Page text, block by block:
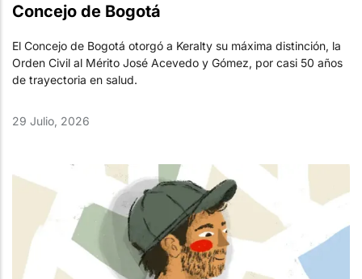
Concejo de Bogotá
El Concejo de Bogotá otorgó a Keralty su máxima distinción, la
Orden Civil al Mérito José Acevedo y Gómez, por casi 50 años
de trayectoria en salud.
29 Julio, 2026